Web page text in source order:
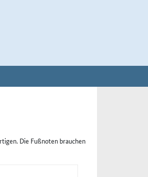
Die Fußnoten brauchen